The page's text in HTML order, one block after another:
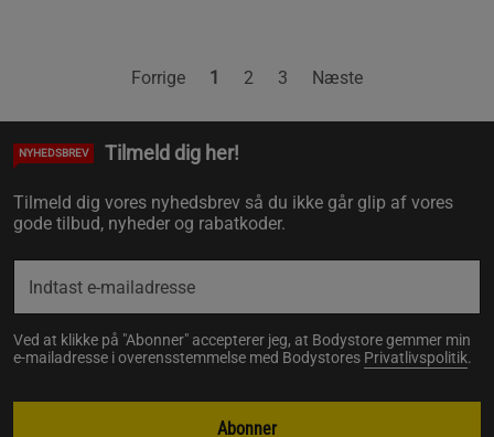
Forrige 1 2 3 Næste
NYHEDSBREV Tilmeld dig her!
Tilmeld dig vores nyhedsbrev så du ikke går glip af vores
gode tilbud, nyheder og rabatkoder.
Ved at klikke på "Abonner" accepterer jeg, at Bodystore gemmer min
e-mailadresse i overensstemmelse med Bodystores Privatlivspolitik.
Abonner